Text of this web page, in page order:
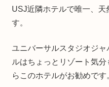
USJ近隣ホテルで唯一、
す。
ユニバーサルスタジオジ
ルはちょっとリゾート気
らこのホテルがお勧めです